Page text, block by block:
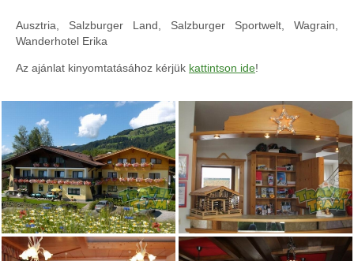
Ausztria, Salzburger Land, Salzburger Sportwelt, Wagrain,
Wanderhotel Erika
Az ajánlat kinyomtatásához kérjük kattintson ide!